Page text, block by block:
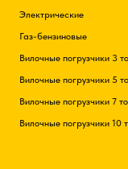
Электрические
Газ-бензиновые
Вилочные погрузчики 3
Вилочные погрузчики 5
Вилочные погрузчики 7
Вилочные погрузчики 10